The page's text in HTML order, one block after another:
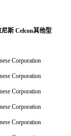
斯 Celcon其他型
Corporation
Corporation
Corporation
Corporation
Corporation